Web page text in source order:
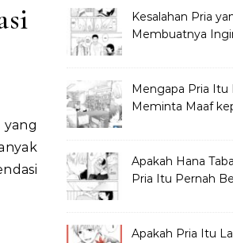
Kesalahan Pria
Membuatnya
Mengapa Pria Itu
Meminta Maaf
Apakah Hana
Pria Itu Pernah
Apakah Pria Itu